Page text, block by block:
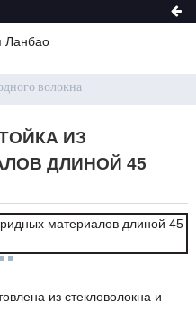
волокна
ИЗ
ДЛИНОЙ 45
​​из стекловолокна и